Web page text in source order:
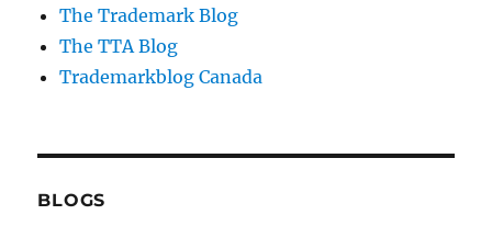
The Trademark Blog
The TTA Blog
Trademarkblog Canada
BLOGS